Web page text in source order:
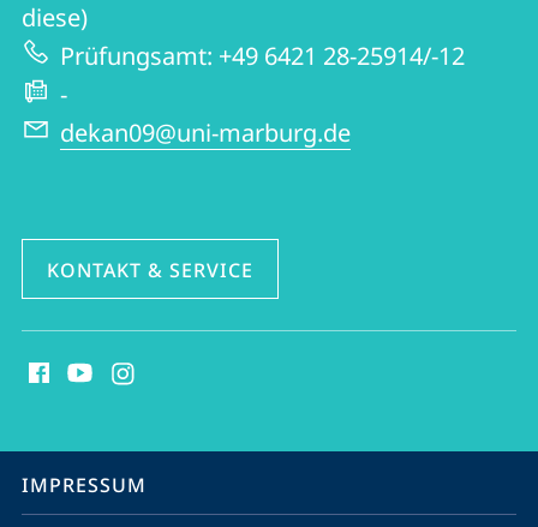
diese)
Prüfungsamt: +49 6421 28-25914/-12
-
dekan09@uni-marburg.de
KONTAKT & SERVICE
Media
Service-
Navigation
IMPRESSUM